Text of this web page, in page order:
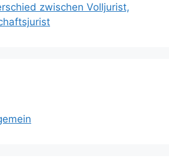
zwischen Volljurist,